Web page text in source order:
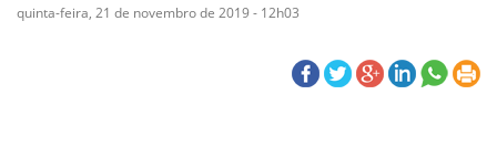
quinta-feira, 21 de novembro de 2019 - 12h03